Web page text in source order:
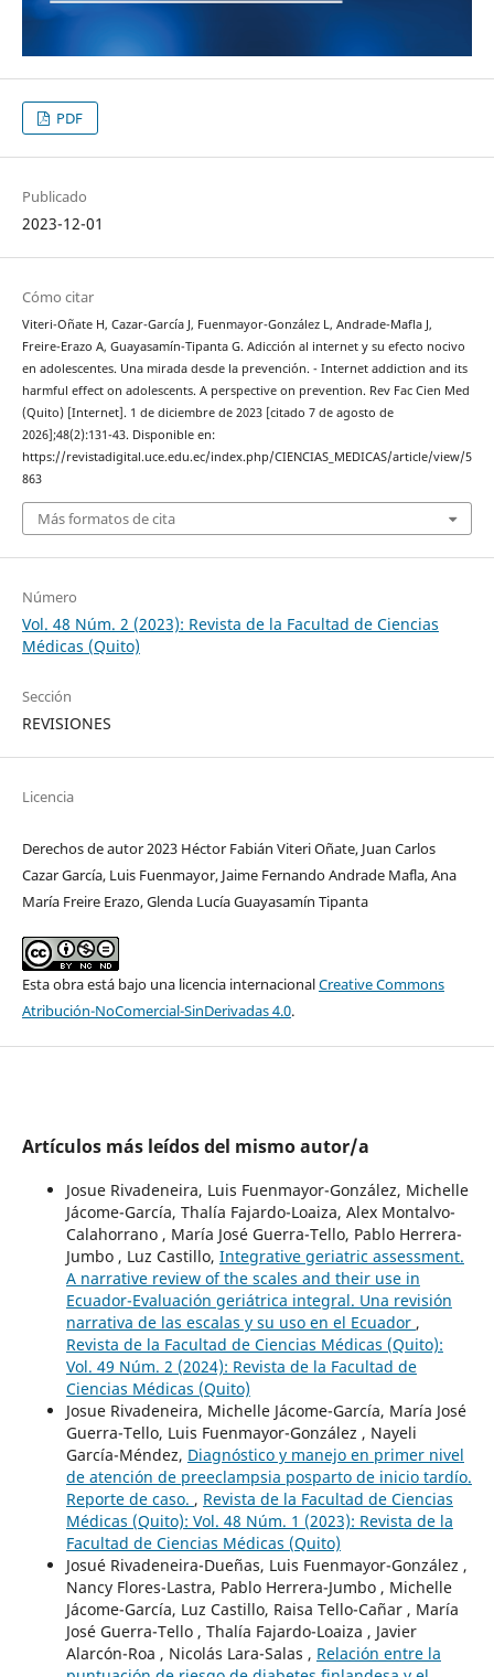
PDF
Publicado
2023-12-01
Cómo citar
Viteri-Oñate H, Cazar-García J, Fuenmayor-González L, Andrade-Mafla J,
Freire-Erazo A, Guayasamín-Tipanta G. Adicción al internet y su efecto nocivo
en adolescentes. Una mirada desde la prevención. - Internet addiction and its
harmful effect on adolescents. A perspective on prevention. Rev Fac Cien Med
(Quito) [Internet]. 1 de diciembre de 2023 [citado 7 de agosto de
2026];48(2):131-43. Disponible en:
https://revistadigital.uce.edu.ec/index.php/CIENCIAS_MEDICAS/article/view/5
863
Más formatos de cita
Número
Vol. 48 Núm. 2 (2023): Revista de la Facultad de Ciencias
Médicas (Quito)
Sección
REVISIONES
Licencia
Derechos de autor 2023 Héctor Fabián Viteri Oñate, Juan Carlos
Cazar García, Luis Fuenmayor, Jaime Fernando Andrade Mafla, Ana
María Freire Erazo, Glenda Lucía Guayasamín Tipanta
Esta obra está bajo una licencia internacionalCreative Commons
Atribución-NoComercial-SinDerivadas 4.0.
Artículos más leídos del mismo autor/a
Josue Rivadeneira, Luis Fuenmayor-González, Michelle
Jácome-García, Thalía Fajardo-Loaiza, Alex Montalvo-
Calahorrano , María José Guerra-Tello, Pablo Herrera-
Jumbo , Luz Castillo, Integrative geriatric assessment.
A narrative review of the scales and their use in
Ecuador-Evaluación geriátrica integral. Una revisión
narrativa de las escalas y su uso en el Ecuador ,
Revista de la Facultad de Ciencias Médicas (Quito):
Vol. 49 Núm. 2 (2024): Revista de la Facultad de
Ciencias Médicas (Quito)
Josue Rivadeneira, Michelle Jácome-García, María José
Guerra-Tello, Luis Fuenmayor-González , Nayeli
García-Méndez, Diagnóstico y manejo en primer nivel
de atención de preeclampsia posparto de inicio tardío.
Reporte de caso. , Revista de la Facultad de Ciencias
Médicas (Quito): Vol. 48 Núm. 1 (2023): Revista de la
Facultad de Ciencias Médicas (Quito)
Josué Rivadeneira-Dueñas, Luis Fuenmayor-González ,
Nancy Flores-Lastra, Pablo Herrera-Jumbo , Michelle
Jácome-García, Luz Castillo, Raisa Tello-Cañar , María
José Guerra-Tello , Thalía Fajardo-Loaiza , Javier
Alarcón-Roa , Nicolás Lara-Salas , Relación entre la